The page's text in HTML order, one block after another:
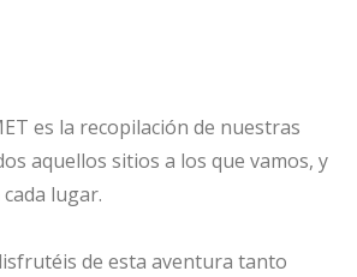
es la recopilación de nuestras
aquellos sitios a los que vamos, y
lugar.
de esta aventura tanto